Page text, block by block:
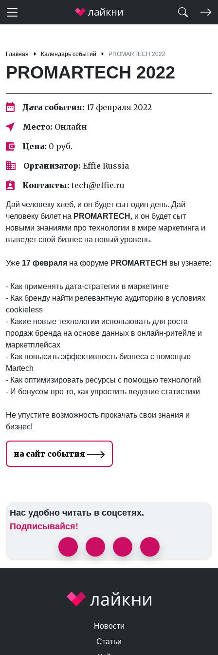
Главная Календарь событий PROMARTECH 2022
PROMARTECH 2022
Дата события: 17 февраля 2022
Место: Онлайн
Цена: 0 руб.
Организатор: Effie Russia
Контакты: tech@effie.ru
Дай человеку хлеб, и он будет сыт один день. Дай
человеку билет на PROMARTECH , и он будет сыт
новыми знаниями про технологии в мире маркетинга и
выведет свой бизнес на новый уровень.
Уже 17 февраля на форуме PROMARTECH вы узнаете:
- Как применять дата-стратегии в маркетинге
- Как бренду найти релевантную аудиторию в условиях
cookieless
- Какие новые технологии использовать для роста
продаж бренда на основе данных в онлайн-ритейле и
маркетплейсах
- Как повысить эффективность бизнеса с помощью
Martech
- Как оптимизировать ресурсы с помощью технологий
- И бонусом про то, как упростить ведение статистики
Не упустите возможность прокачать свои знания и
бизнес!
на сайт события
Нас удобно читать в соцсетях.
Подписывайся!
Новости
Статьи